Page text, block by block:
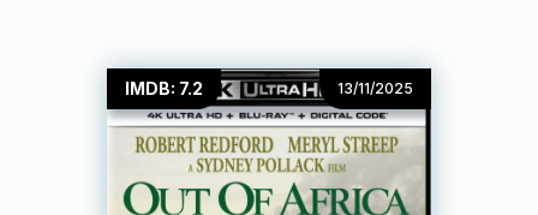
IMDB: 7.2 13/11/2025